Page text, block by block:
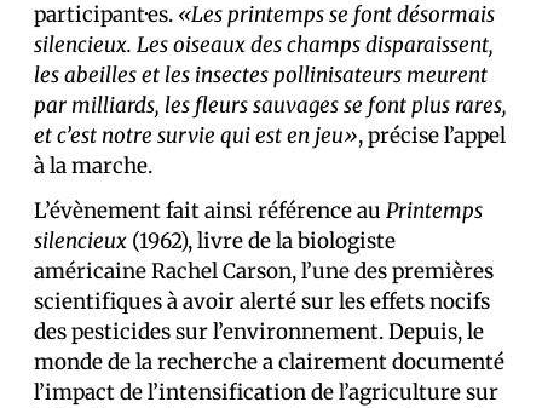
participant·es. «Les printemps se font désormais
silencieux. Les oiseaux des champs disparaissent,
les abeilles et les insectes pollinisateurs meurent
par milliards, les fleurs sauvages se font plus rares,
et c’est notre survie qui est en jeu», précise l’appel
à la marche.
L’évènement fait ainsi référence au Printemps
silencieux (1962), livre de la biologiste
américaine Rachel Carson, l’une des premières
scientifiques à avoir alerté sur les effets nocifs
des pesticides sur l’environnement. Depuis, le
monde de la recherche a clairement documenté
l’impact de l’intensification de l’agriculture sur